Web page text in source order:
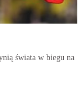
świata w biegu na